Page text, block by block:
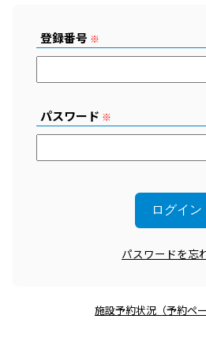
登録番号 ※
パスワード ※
パスワードを忘
施設予約状況（予約ペ